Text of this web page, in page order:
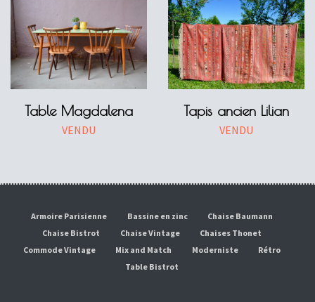
Table Magdalena
VENDU
Tapis ancien Lilian
VENDU
Armoire Parisienne Bassine en zinc
Chaise Baumann
Chaise Bistrot
Chaise Vintage
Chaises Thonet
Commode Vintage
Mix and Match Moderniste
Rétro
Table Bistrot